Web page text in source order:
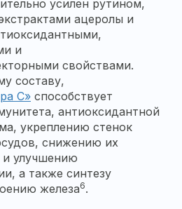
усилен рутином,
ацеролы и
и
свойствами.
составу,
С» способствует
антиоксидантной
укреплению стенок
снижению их
улучшению
а также синтезу
железа6.